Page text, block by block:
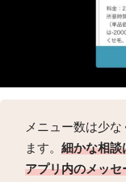
メニュー数は少
ます。 細かな相談
アプリ内のメッ